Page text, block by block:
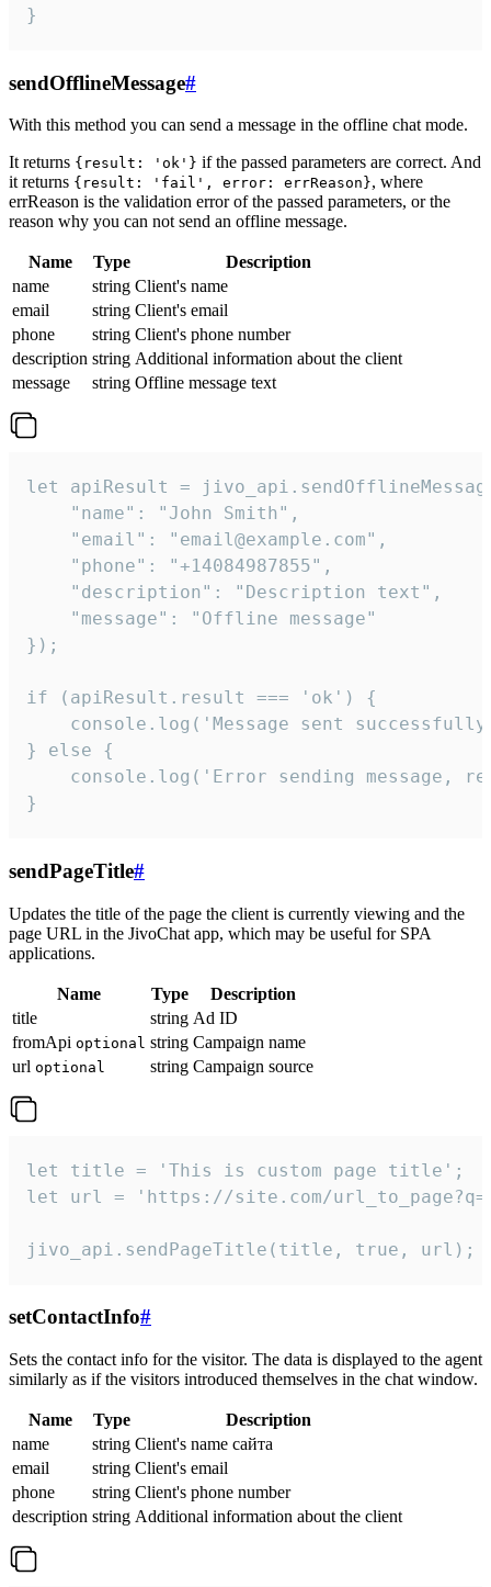
}
sendOfflineMessage#
With this method you can send a message in the offline chat mode.
It returns {result: 'ok'} if the passed parameters are correct. And
it returns {result: 'fail', error: errReason}, where
errReason is the validation error of the passed parameters, or the
reason why you can not send an offline message.
Name Type
Description
name
string Client's name
email
string Client's email
phone
string Client's phone number
description string Additional information about the client
message
string Offline message text
let apiResult =
    "name": "John Smith",
    "email": "email@example.com",
    "phone": "+14084987855",
    "description": "Description text",
    "message": "Offline message"
});
if (apiResult.result === 'ok') {
console.log('Message sent
} else {
console.log('Error sending message,
}
sendPageTitle#
Updates the title of the page the client is currently viewing and the
page URL in the JivoChat app, which may be useful for SPA
applications.
Name Type
Description
title
string Ad ID
fromApi optional string Campaign name
url optional string Campaign source
let title = 'This is custom page title';
let url = 'https://site.com/
jivo_api.sendPageTitle(title, true, url);
setContactInfo#
Sets the contact info for the visitor. The data is displayed to the agent
similarly as if the visitors introduced themselves in the chat window.
Name Type
Description
name
string Client's name сайта
email
string Client's email
phone
string Client's phone number
description string Additional information about the client